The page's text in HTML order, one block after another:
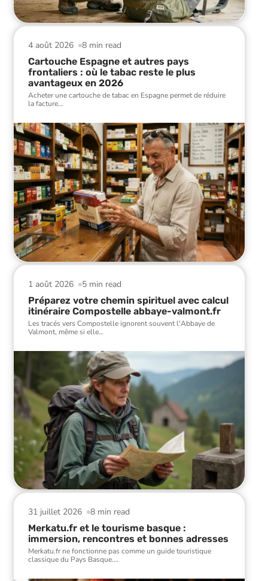
8 min read
4 août 2026
Cartouche Espagne et autres pays
frontaliers : où le tabac reste le plus
avantageux en 2026
Acheter une cartouche de tabac en Espagne permet de réduire
la facture…
5 min read
1 août 2026
Préparez votre chemin spirituel avec calcul
itinéraire Compostelle abbaye-valmont.fr
Les tracés vers Compostelle ignorent souvent l'Abbaye de
Valmont, même si elle…
8 min read
31 juillet 2026
Merkatu.fr et le tourisme basque :
immersion, rencontres et bonnes adresses
Merkatu.fr ne fonctionne pas comme un guide touristique
classique du Pays Basque.…